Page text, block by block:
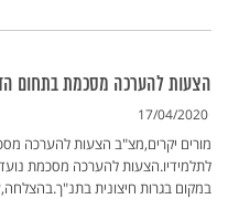
הצעות להערכה מסכמת בתחום
17/04/2020
מורים יקרים,מצ"ב הצעות להערכה
לתלמידיו.הצעות להערכה מסכמת
במקום בגרות חיצונית